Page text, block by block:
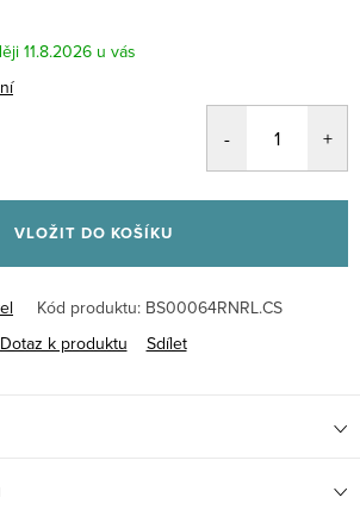
11.8.2026
VLOŽIT DO KOŠÍKU
Kód produktu: BS00064RNRL.CS
Dotaz k produktu
Sdílet